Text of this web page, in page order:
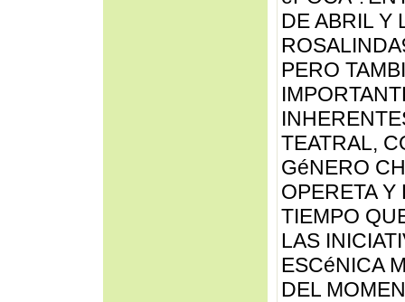
DE ABRIL Y
PERO
TEATRAL,
GéNERO
OPERETA Y
TIEMPO
LAS
ESCéNICA
DEL